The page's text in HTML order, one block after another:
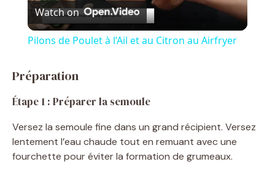
l
y
V
Watch on
Pilons de Poulet à l’Ail et au Citron au Airfryer
Préparation
Étape 1 : Préparer la semoule
Versez la semoule fine dans un grand récipient. Versez
lentement l’eau chaude tout en remuant avec une
fourchette pour éviter la formation de grumeaux.